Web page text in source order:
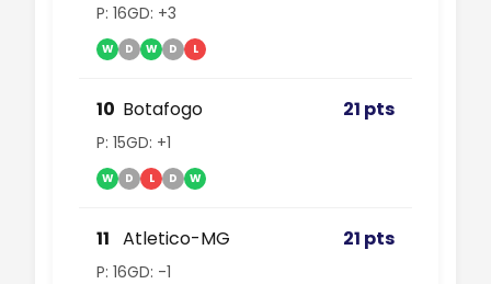
P: 16GD: +3
W D W D L
10 Botafogo 21 pts
P: 15GD: +1
W D L D W
11 Atletico-MG 21 pts
P: 16GD: -1